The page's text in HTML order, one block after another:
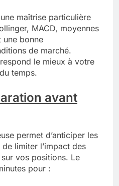
maîtrise particulière
MACD, moyennes
bonne
de marché.
le mieux à votre
temps.
avant
permet d’anticiper les
limiter l’impact des
vos positions. Le
pour :